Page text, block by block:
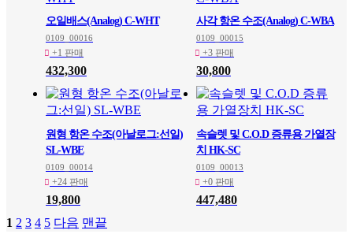
오일배스(Analog) C-WHT
0109_00016
+1 판매
432,300
사각 항온 수조(Analog) C-WBA
0109_00015
+3 판매
30,800
원형 항온 수조(아날로그:선일)
SL-WBE
0109_00014
+24 판매
19,800
속슬렛 및 C.O.D 증류용 가열장
치 HK-SC
0109_00013
+0 판매
447,480
1 2 3 4 5 다음 맨끝